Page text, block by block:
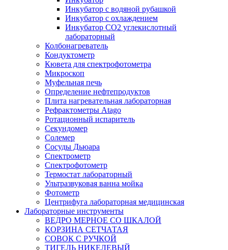
Инкубатор с водяной рубашкой
Инкубатор с охлаждением
Инкубатор СО2 углекислотный
лабораторный
Колбонагреватель
Кондуктометр
Кювета для спектрофотометра
Микроскоп
Муфельная печь
Определение нефтепродуктов
Плита нагревательная лабораторная
Рефрактометры Atago
Ротационный испаритель
Секундомер
Солемер
Сосуды Дьюара
Спектрометр
Спектрофотометр
Термостат лабораторный
Ультразвуковая ванна мойка
Фотометр
Центрифуга лабораторная медицинская
Лабораторные инструменты
ВЕДРО МЕРНОЕ СО ШКАЛОЙ
КОРЗИНА СЕТЧАТАЯ
СОВОК С РУЧКОЙ
ТИГЕЛЬ НИКЕЛЕВЫЙ